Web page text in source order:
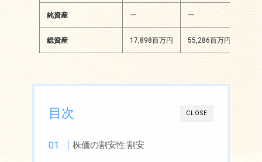
純資産 ー ー
総資産 17,898百万円 55,286百万円
CLOSE
目次
株価の割安性:割安